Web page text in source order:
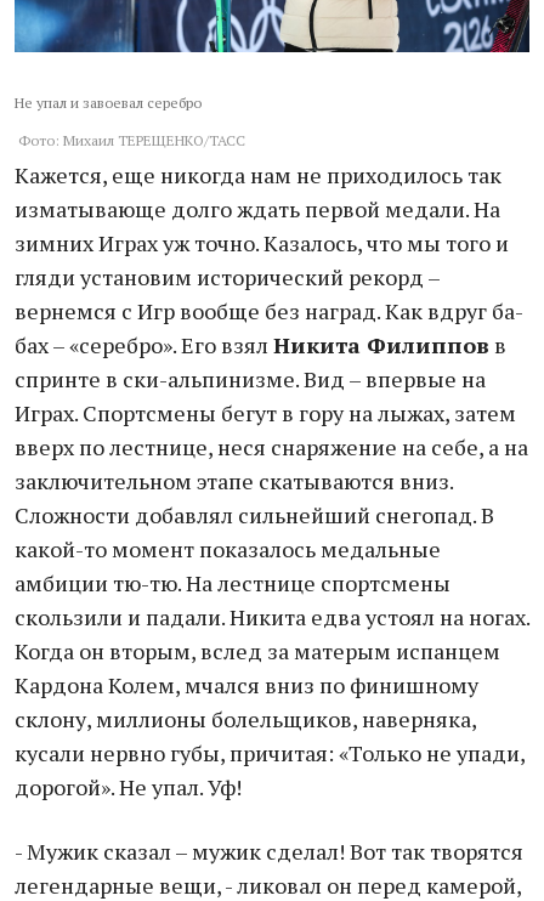
Не упал и завоевал серебро
Фото: Михаил ТЕРЕЩЕНКО/ТАСС
Кажется, еще никогда нам не приходилось так
изматывающе долго ждать первой медали. На
зимних Играх уж точно. Казалось, что мы того и
гляди установим исторический рекорд –
вернемся с Игр вообще без наград. Как вдруг ба-
бах – «серебро». Его взял Никита Филиппов в
спринте в ски-альпинизме. Вид – впервые на
Играх. Спортсмены бегут в гору на лыжах, затем
вверх по лестнице, неся снаряжение на себе, а на
заключительном этапе скатываются вниз.
Сложности добавлял сильнейший снегопад. В
какой-то момент показалось медальные
амбиции тю-тю. На лестнице спортсмены
скользили и падали. Никита едва устоял на ногах.
Когда он вторым, вслед за матерым испанцем
Кардона Колем, мчался вниз по финишному
склону, миллионы болельщиков, наверняка,
кусали нервно губы, причитая: «Только не упади,
дорогой». Не упал. Уф!
- Мужик сказал – мужик сделал! Вот так творятся
легендарные вещи, - ликовал он перед камерой,